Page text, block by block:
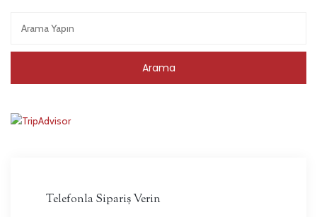
Telefonla Sipariş Verin